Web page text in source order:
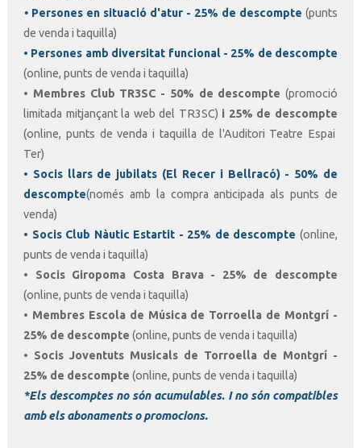
• Persones en situació d'atur - 25% de descompte (punts
de venda i taquilla)
• Persones amb d iversitat funcional- 25% de descompte
(online, punts de venda i taquilla)
• Membres Club TR3SC - 50% de descompte (promoció
limitada mitjançant la web del TR3SC) i 25% de descompte
(online, punts de venda i taquilla de l'Auditori Teatre Espai
Ter)
• Socis llars de jubilats (El Recer i Bellracó) - 50% de
descompte(només amb la compra anticipada als punts de
venda)
• Socis Club Nàutic Estartit - 25% de descompte (online,
punts de venda i taquilla)
• Socis Giropoma Costa Brava - 25% de descompte
(online, punts de venda i taquilla)
• Membres Escola de Música de Torroella de Montgrí -
25% de descompte (online, punts de venda i taquilla)
• Socis Joventuts Musicals de Torroella de Montgrí -
25% de descompte (online, punts de venda i taquilla)
*Els descomptes no són acumulables. I no són compatibles
amb els abonaments o promocions.